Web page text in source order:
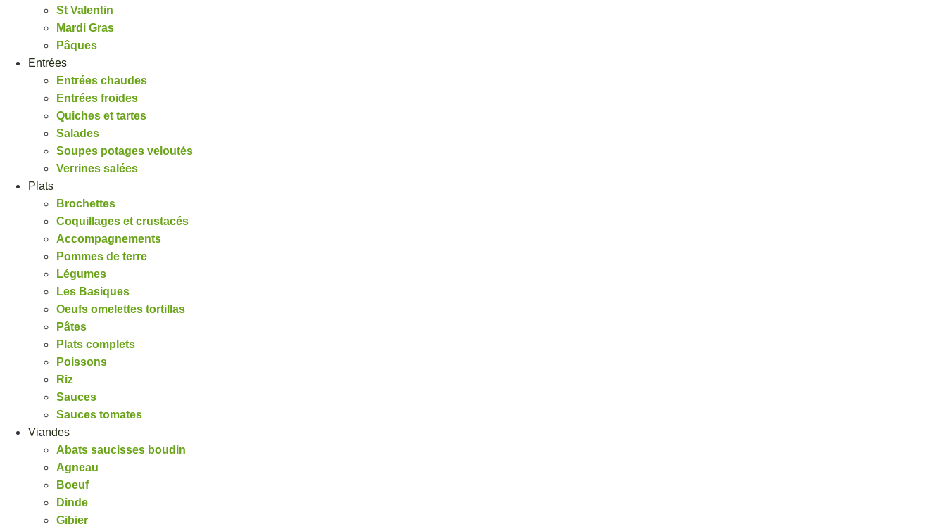
St Valentin
Mardi Gras
Pâques
Entrées
Entrées chaudes
Entrées froides
Quiches et tartes
Salades
Soupes potages veloutés
Verrines salées
Plats
Brochettes
Coquillages et crustacés
Accompagnements
Pommes de terre
Légumes
Les Basiques
Oeufs omelettes tortillas
Pâtes
Plats complets
Poissons
Riz
Sauces
Sauces tomates
Viandes
Abats saucisses boudin
Agneau
Boeuf
Dinde
Gibier